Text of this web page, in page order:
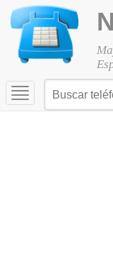
Toggle
navigation